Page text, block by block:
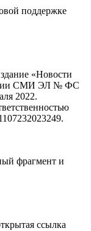
поддержке
«Новости
СМИ ЭЛ № ФС
2022.
фрагмент и
ссылка